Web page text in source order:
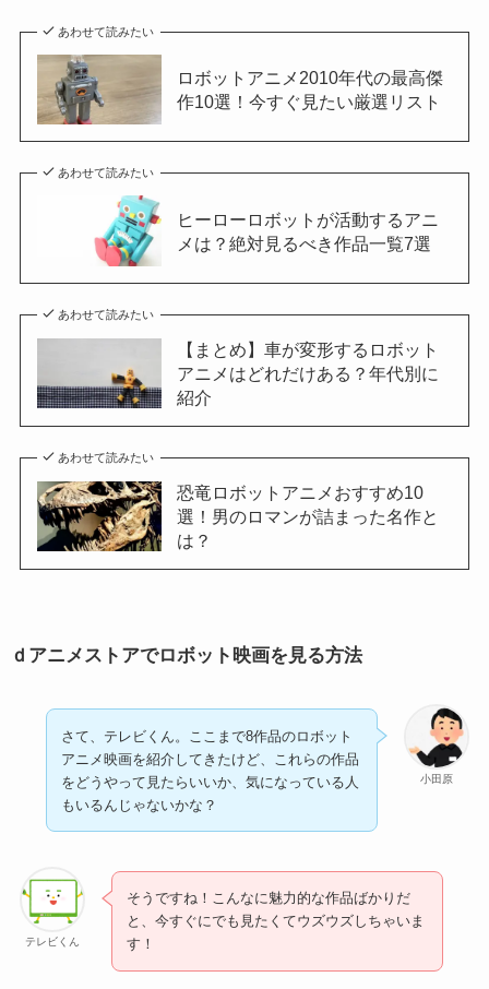
あわせて読みたい
ロボットアニメ2010年代の最高傑
作10選！今すぐ見たい厳選リスト
あわせて読みたい
ヒーローロボットが活動するアニ
メは？絶対見るべき作品一覧7選
あわせて読みたい
【まとめ】車が変形するロボット
アニメはどれだけある？年代別に
紹介
あわせて読みたい
恐竜ロボットアニメおすすめ10
選！男のロマンが詰まった名作と
は？
ｄアニメストアでロボット映画を見る方法
小田原
さて、テレビくん。ここまで8作品のロボット
アニメ映画を紹介してきたけど、これらの作品
をどうやって見たらいいか、気になっている人
もいるんじゃないかな？
テレビくん
そうですね！こんなに魅力的な作品ばかりだ
と、今すぐにでも見たくてウズウズしちゃいま
す！